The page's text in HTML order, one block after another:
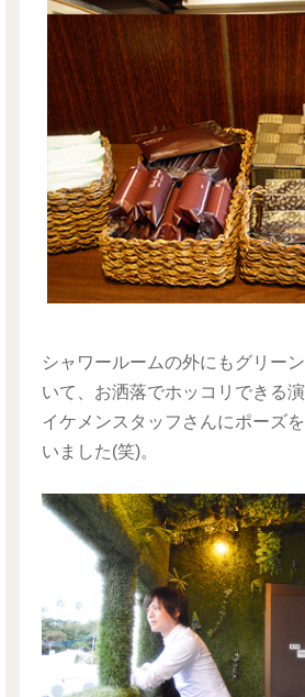
シャワールームの外にもグリー
いて、お洒落でホッコリできる
イケメンスタッフさんにポーズ
いました(笑)。